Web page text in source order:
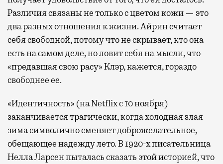
Различия связаны не только с цветом кожи — это
два разных отношения к жизни. Айрин считает
себя свободной, потому что не скрывает, кто она
есть на самом деле, но ловит себя на мысли, что
«предавшая свою расу» Клэр, кажется, гораздо
свободнее ее.
«Идентичность» (на Netflix с 10 ноября)
заканчивается трагически, когда холодная злая
зима символично сменяет доброжелательное,
обещающее надежду лето. В 1920-х писательница
Нелла Ларсен пыталась сказать этой историей, что